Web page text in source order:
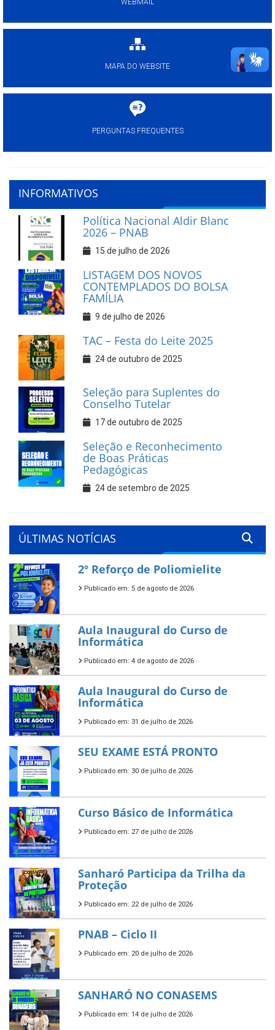
MAPA DO WEBSITE
PERGUNTAS FREQUENTES
INFORMATIVOS
Política Nacional Aldir Blanc
2026 – PNAB
15 de julho de 2026
LISTAGEM DOS NOVOS
CONTEMPLADOS DO BOLSA
FAMÍLIA
9 de julho de 2026
TAC – Festa do Leite 2025
24 de outubro de 2025
Seleção para Suplentes do
Conselho Tutelar
17 de outubro de 2025
Seleção e Reconhecimento
de Boas Práticas
Pedagógicas
24 de setembro de 2025
ÚLTIMAS NOTÍCIAS
2º Reforço de Poliomielite
Publicado em: 5 de agosto de 2026
Aula Inaugural do Curso de
Informática
Publicado em: 4 de agosto de 2026
Aula Inaugural do Curso de
Informática
Publicado em: 31 de julho de 2026
SEU EXAME ESTÁ PRONTO
Publicado em: 30 de julho de 2026
Curso Básico de Informática
Publicado em: 27 de julho de 2026
Sanharó Participa da Trilha da
Proteção
Publicado em: 22 de julho de 2026
PNAB – Ciclo II
Publicado em: 20 de julho de 2026
SANHARÓ NO CONASEMS
Publicado em: 14 de julho de 2026